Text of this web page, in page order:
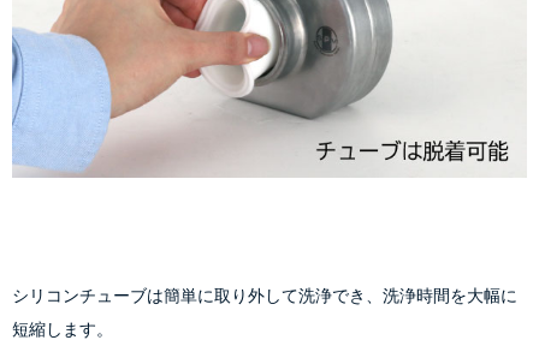
シリコンチューブは簡単に取り外して洗浄でき、洗浄時間を大幅に
短縮します。